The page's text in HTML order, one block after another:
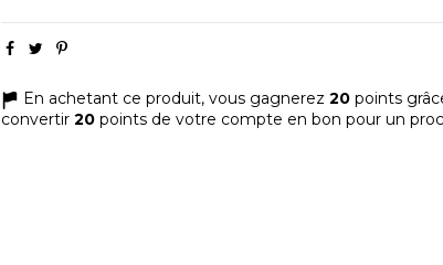
En achetant ce produit, vous gagnerez 20 points
convertir 20 points de votre compte en bon pour un